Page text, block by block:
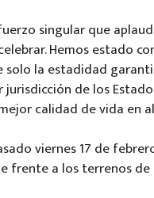
singular que
Hemos estado
la estadidad
de los
calidad de vida en
viernes 17 de
frente a los terrenos de